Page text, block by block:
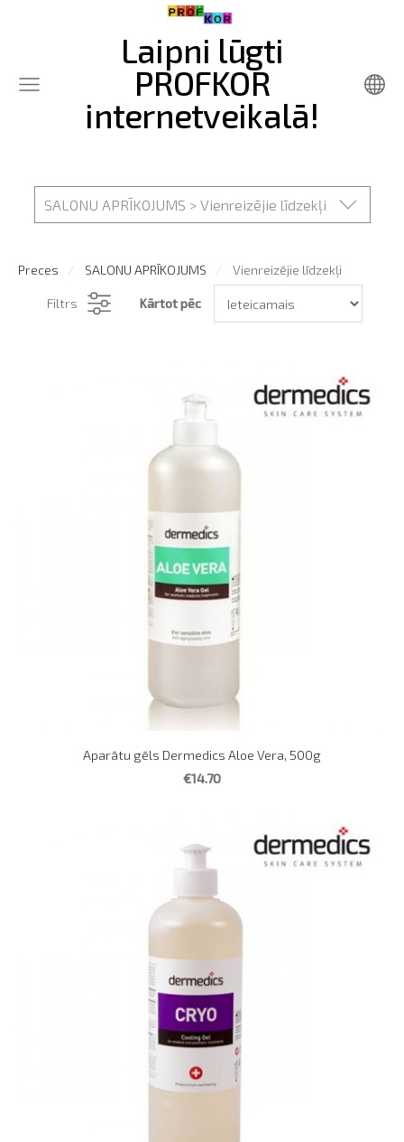
Laipni lūgti
PROFKOR
internetveikalā!
SALONU APRĪKOJUMS > Vienreizējie līdzekļi
Preces SALONU APRĪKOJUMS Vienreizējie līdzekļi
Filtrs Kārtot pēc
Aparātu gēls Dermedics Aloe Vera, 500g
€14.70